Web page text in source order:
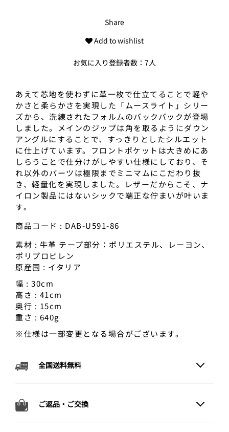
Share
Add to wishlist
お気に入り登録者数：7人
あえて芯地を使わずに革一枚で仕立てることで軽や
かさと柔らかさを実現した「ムースライト」シリー
ズから、洗練されたフォルムのバックパックが登場
しました。メインのジップは角を取るようにダウン
アングルにすることで、すっきりとしたシルエット
に仕上げています。フロントポケットは大きめにあ
しらうことで仕分けがしやすい仕様にしており、そ
れ以外のパーツは極限までミニマムにこだわり抜
き、軽量化を実現しました。レザーだからこそ、ナ
イロン製品にはないシックで端正な佇まいが叶いま
す。
商品コード : DAB-U591-86
素材 : 牛革 テープ部分：ポリエステル、レーヨン、
ポリプロピレン
原産国 : イタリア
幅 : 30cm
高さ : 41cm
奥行 : 15cm
重さ : 640g
※仕様は一部変更となる場合がございます。
全国送料無料
ご返品・ご交換